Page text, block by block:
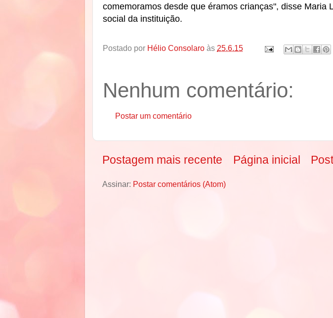
comemoramos desde que éramos crianças", disse Maria
social da instituição.
Postado por Hélio Consolaro às 25.6.15
Nenhum comentário:
Postar um comentário
Postagem mais recente Página inicial
Assinar: Postar comentários (Atom)